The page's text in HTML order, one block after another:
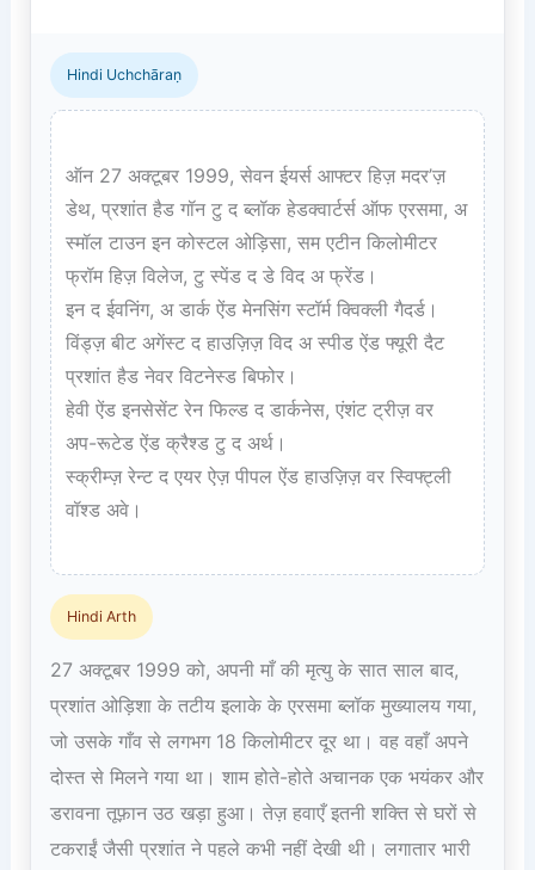
Hindi Uchchāraṇ
ऑन 27 अक्टूबर 1999, सेवन ईयर्स आफ्टर हिज़ मदर’ज़
डेथ, प्रशांत हैड गॉन टु द ब्लॉक हेडक्वार्टर्स ऑफ एरसमा, अ
स्मॉल टाउन इन कोस्टल ओड़िसा, सम एटीन किलोमीटर
फ्रॉम हिज़ विलेज, टु स्पेंड द डे विद अ फ्रेंड।
इन द ईवनिंग, अ डार्क ऐंड मेनसिंग स्टॉर्म क्विक्ली गैदर्ड।
विंड्ज़ बीट अगेंस्ट द हाउज़िज़ विद अ स्पीड ऐंड फ्यूरी दैट
प्रशांत हैड नेवर विटनेस्ड बिफोर।
हेवी ऐंड इनसेसेंट रेन फिल्ड द डार्कनेस, एंशंट ट्रीज़ वर
अप-रूटेड ऐंड क्रैश्ड टु द अर्थ।
स्क्रीम्ज़ रेन्ट द एयर ऐज़ पीपल ऐंड हाउज़िज़ वर स्विफ्ट्ली
वॉश्ड अवे।
Hindi Arth
27 अक्टूबर 1999 को, अपनी माँ की मृत्यु के सात साल बाद,
प्रशांत ओड़िशा के तटीय इलाके के एरसमा ब्लॉक मुख्यालय गया,
जो उसके गाँव से लगभग 18 किलोमीटर दूर था। वह वहाँ अपने
दोस्त से मिलने गया था। शाम होते-होते अचानक एक भयंकर और
डरावना तूफ़ान उठ खड़ा हुआ। तेज़ हवाएँ इतनी शक्ति से घरों से
टकराईं जैसी प्रशांत ने पहले कभी नहीं देखी थी। लगातार भारी